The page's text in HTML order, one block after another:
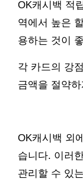
OK캐시백 적
역에서 높은
용하는 것이
각 카드의 강
금액을 절약
OK캐시백 외
습니다. 이러
관리할 수 있